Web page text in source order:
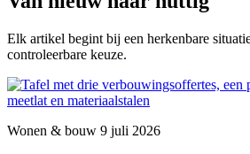
Elk artikel begint bij een herkenbare
controleerbare keuze.
Wonen & bouw 9 juli 2026